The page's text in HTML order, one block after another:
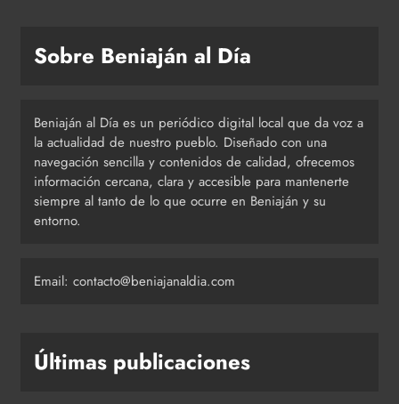
Sobre Beniaján al Día
Beniaján al Día es un periódico digital local que da voz a
la actualidad de nuestro pueblo. Diseñado con una
navegación sencilla y contenidos de calidad, ofrecemos
información cercana, clara y accesible para mantenerte
siempre al tanto de lo que ocurre en Beniaján y su
entorno.
Email: contacto@beniajanaldia.com
Últimas publicaciones